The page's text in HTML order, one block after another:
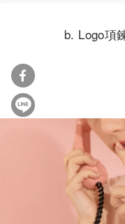
b. Logo項